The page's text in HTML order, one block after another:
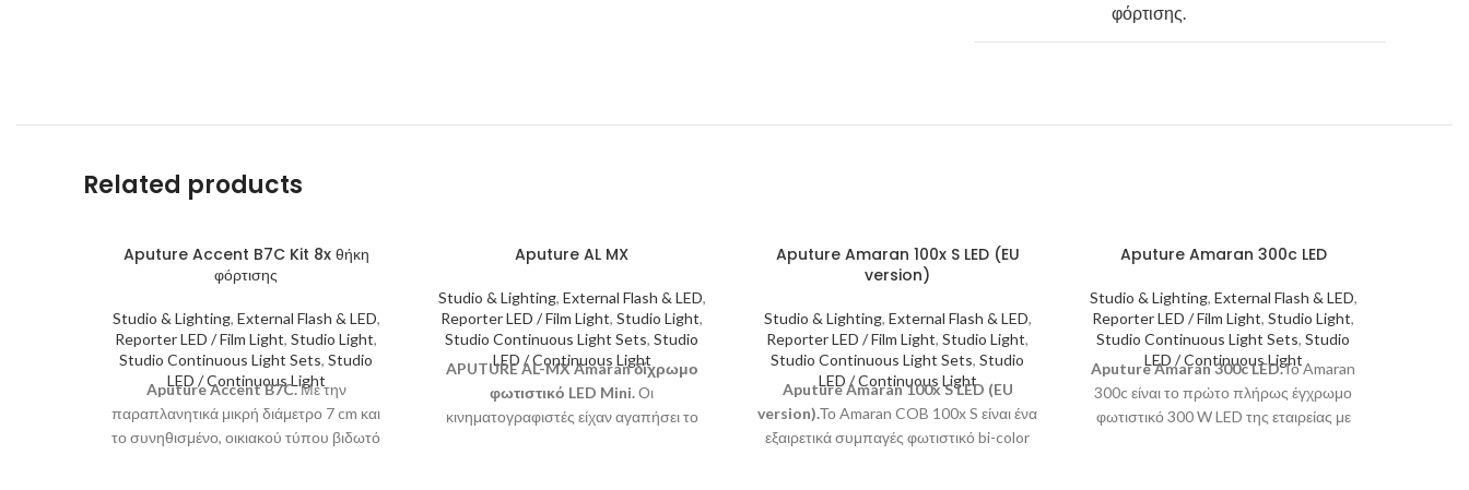
φόρτισης.
Related products
Aputure Accent B7C Kit 8x θήκη
φόρτισης
Studio & Lighting, External Flash & LED,
Reporter LED / Film Light, Studio Light,
Studio Continuous Light Sets, Studio
LED / Continuous Light
Aputure Accent B7C.Με την
παραπλανητικά μικρή διάμετρο 7 cm και
το συνηθισμένο, οικιακού τύπου βιδωτό
Aputure AL MX
Studio & Lighting, External Flash & LED,
Reporter LED / Film Light, Studio Light,
Studio Continuous Light Sets, Studio
LED / Continuous Light
APUTURE AL-MX Amaran δίχρωμο
φωτιστικό LED Mini.Οι
κινηματογραφιστές είχαν αγαπήσει το
Aputure Amaran 100x S LED (EU
version)
Studio & Lighting, External Flash & LED,
Reporter LED / Film Light, Studio Light,
Studio Continuous Light Sets, Studio
LED / Continuous Light
Aputure Amaran 100x S LED (EU
version).Το Amaran COB 100x S είναι ένα
εξαιρετικά συμπαγές φωτιστικό bi-color
Aputure Amaran 300c LED
Studio & Lighting, External Flash & LED,
Reporter LED / Film Light, Studio Light,
Studio Continuous Light Sets, Studio
LED / Continuous Light
Aputure Amaran 300c LED.Το Amaran
300c είναι το πρώτο πλήρως έγχρωμο
φωτιστικό 300 W LED της εταιρείας με